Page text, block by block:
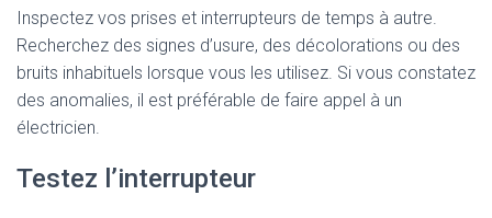
Inspectez vos prises et interrupteurs de temps à autre.
Recherchez des signes d’usure, des décolorations ou des
bruits inhabituels lorsque vous les utilisez. Si vous constatez
des anomalies, il est préférable de faire appel à un
électricien.
Testez l’interrupteur